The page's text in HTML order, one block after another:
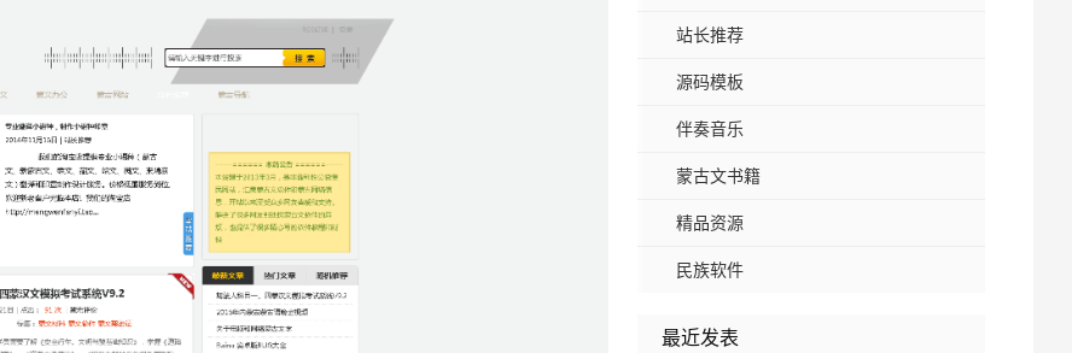
站长推荐
源码模板
伴奏音乐
蒙古文书籍
精品资源
民族软件
最近发表